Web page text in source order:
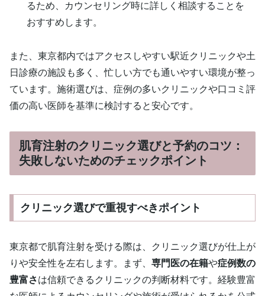
るため、カウンセリング時に詳しく相談することを
おすすめします。
また、東京都内ではアクセスしやすい駅近クリニックや土
日診療の施設も多く、忙しい方でも通いやすい環境が整っ
ています。施術選びは、症例の多いクリニックや口コミ評
価の高い医師を基準に検討すると安心です。
肌育注射のクリニック選びと予約のコツ：
失敗しないためのチェックポイント
クリニック選びで重視すべきポイント
東京都で肌育注射を受ける際は、クリニック選びが仕上が
りや安全性を左右します。まず、 専門医の在籍や症例数の
豊富さは信頼できるクリニックの判断材料です。経験豊富